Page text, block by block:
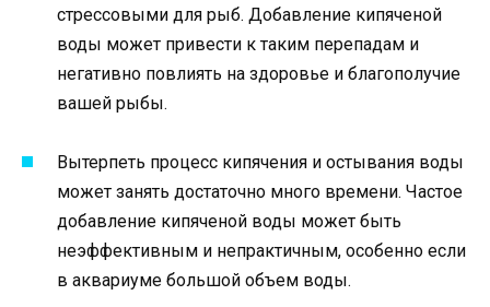
стрессовыми для рыб. Добавление кипяченой
воды может привести к таким перепадам и
негативно повлиять на здоровье и благополучие
вашей рыбы.
Вытерпеть процесс кипячения и остывания воды
может занять достаточно много времени. Частое
добавление кипяченой воды может быть
неэффективным и непрактичным, особенно если
в аквариуме большой объем воды.